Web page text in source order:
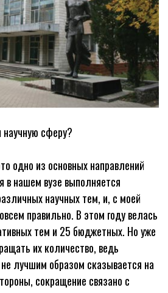
сферу?
одно из основных направлений
в нашем вузе выполняется
научных тем, и, с моей
правильно. В этом году велась
тем и 25 бюджетных. Но уже
их количество, ведь
лучшим образом сказывается на
сокращение связано с